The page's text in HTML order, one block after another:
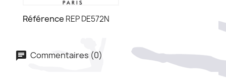
Référence REP DE572N
Commentaires (0)